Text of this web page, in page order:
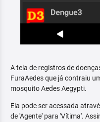
A tela de registros de
FuraAedes que já contraiu
mosquito Aedes Aegypti.
Ela pode ser acessada
de 'Agente' para 'Vítima'.